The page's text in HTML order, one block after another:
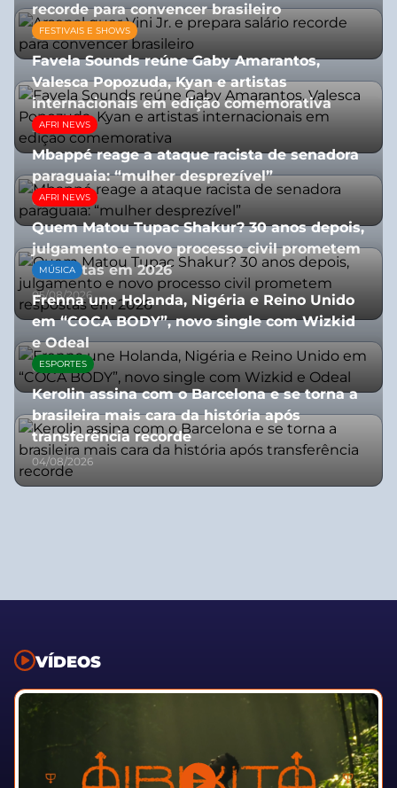
recorde para convencer brasileiro
27/07/2026
FESTIVAIS E SHOWS
Favela Sounds reúne Gaby Amarantos,
Valesca Popozuda, Kyan e artistas
internacionais em edição comemorativa
31/07/2026
AFRI NEWS
Mbappé reage a ataque racista de senadora
paraguaia: “mulher desprezível”
07/07/2026
AFRI NEWS
Quem Matou Tupac Shakur? 30 anos depois,
julgamento e novo processo civil prometem
respostas em 2026
05/08/2026
MÚSICA
Frenna une Holanda, Nigéria e Reino Unido
em “COCA BODY”, novo single com Wizkid
e Odeal
07/07/2026
ESPORTES
Kerolin assina com o Barcelona e se torna a
brasileira mais cara da história após
transferência recorde
04/08/2026
VÍDEOS